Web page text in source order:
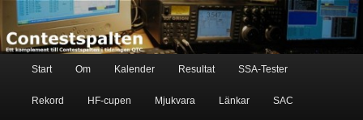
primary
content
Contestspalten
Ett komplement till contestspalten i tidningen QTC
Start Om Kalender Resultat SSA-Tester
Rekord HF-cupen Mjukvara Länkar SAC